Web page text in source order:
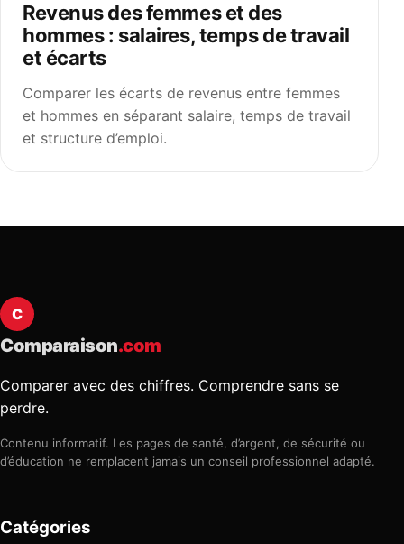
Revenus des femmes et des
hommes : salaires, temps de travail
et écarts
Comparer les écarts de revenus entre femmes
et hommes en séparant salaire, temps de travail
et structure d’emploi.
C
Comparaison.com
Comparer avec des chiffres. Comprendre sans se
perdre.
Contenu informatif. Les pages de santé, d’argent, de sécurité ou
d’éducation ne remplacent jamais un conseil professionnel adapté.
Catégories